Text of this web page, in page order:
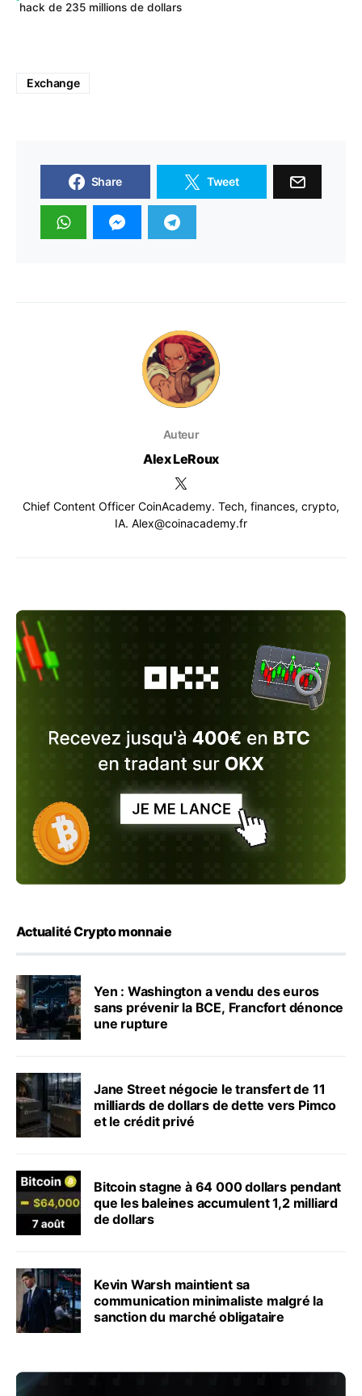
hack de 235 millions de dollars
Exchange
Share Tweet
Auteur
Alex LeRoux
Chief Content Officer CoinAcademy. Tech, finances, crypto,
IA. Alex@coinacademy.fr
Actualité Crypto monnaie
Yen : Washington a vendu des euros
sans prévenir la BCE, Francfort dénonce
une rupture
Jane Street négocie le transfert de 11
milliards de dollars de dette vers Pimco
et le crédit privé
Bitcoin stagne à 64 000 dollars pendant
que les baleines accumulent 1,2 milliard
de dollars
Kevin Warsh maintient sa
communication minimaliste malgré la
sanction du marché obligataire